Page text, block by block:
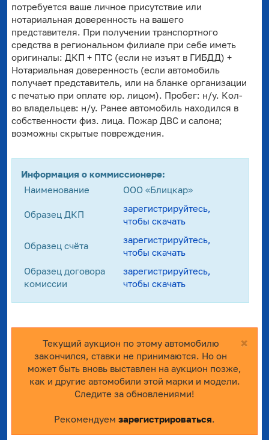
потребуется ваше личное присутствие или
нотариальная доверенность на вашего
представителя. При получении транспортного
средства в региональном филиале при себе иметь
оригиналы: ДКП + ПТС (если не изъят в ГИБДД) +
Нотариальная доверенность (если автомобиль
получает представитель, или на бланке организации
с печатью при оплате юр. лицом). Пробег: н/у. Кол-
во владельцев: н/у. Ранее автомобиль находился в
собственности физ. лица. Пожар ДВС и салона;
возможны скрытые повреждения.
Информация о коммиссионере:
Наименование
ООО «Блицкар»
Образец ДКП
зарегистрируйтесь,
чтобы скачать
Образец счёта
зарегистрируйтесь,
чтобы скачать
Образец договора
комиссии
зарегистрируйтесь,
чтобы скачать
×
Текущий аукцион по этому автомобилю
закончился, ставки не принимаются. Но он
может быть вновь выставлен на аукцион позже,
как и другие автомобили этой марки и модели.
Следите за обновлениями!
Рекомендуем зарегистрироваться.